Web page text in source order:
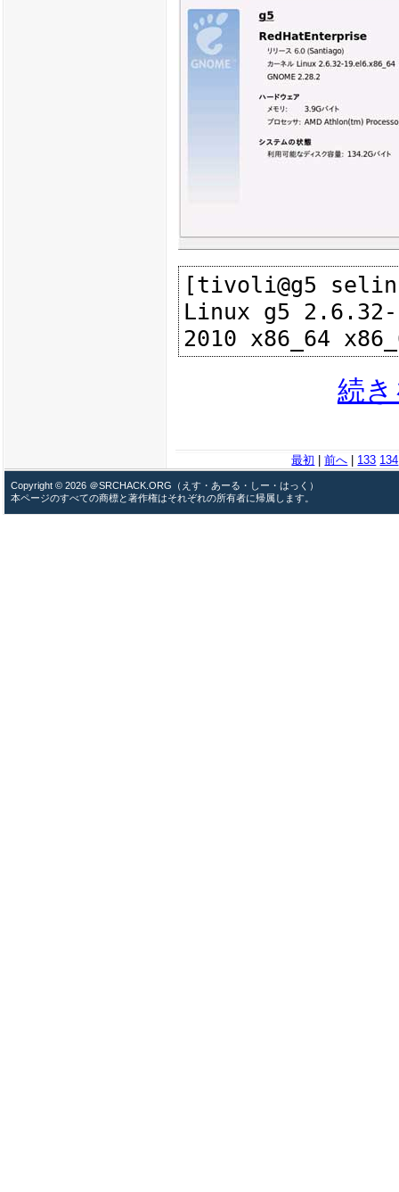
[tivoli@g5
Linux g5 2.6.32-
続
最初 |前へ | 133 134
Copyright © 2026 ＠SRCHACK.ORG（えす・あーる・しー・はっく）
本ページのすべての商標と著作権はそれぞれの所有者に帰属します。